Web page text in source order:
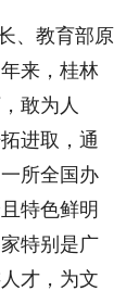
、教育部原
来，桂林
敢为人
进取，通
所全国办
特色鲜明
特别是广
才，为文